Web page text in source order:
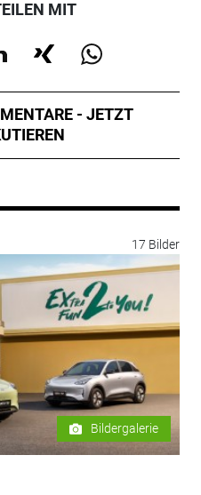
MIT
- JETZT
17 Bilder
Bildergalerie